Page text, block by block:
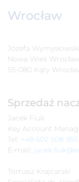
Wrocław
Józefa
Nowa Wieś
55-080 Kąty
Sprzedaż
Jacek Fiuk
Key Account
Tel: +48 602 508 955
E-mail:
Tomasz Krajcarski